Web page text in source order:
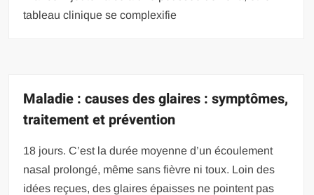
tableau clinique se complexifie
Maladie : causes des glaires : symptômes,
traitement et prévention
18 jours. C’est la durée moyenne d’un écoulement
nasal prolongé, même sans fièvre ni toux. Loin des
idées reçues, des glaires épaisses ne pointent pas